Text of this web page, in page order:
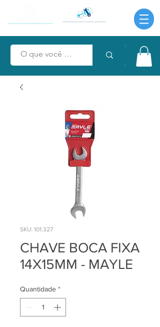
SKU: 101.327
CHAVE BOCA FIXA
14X15MM - MAYLE
Quantidade *